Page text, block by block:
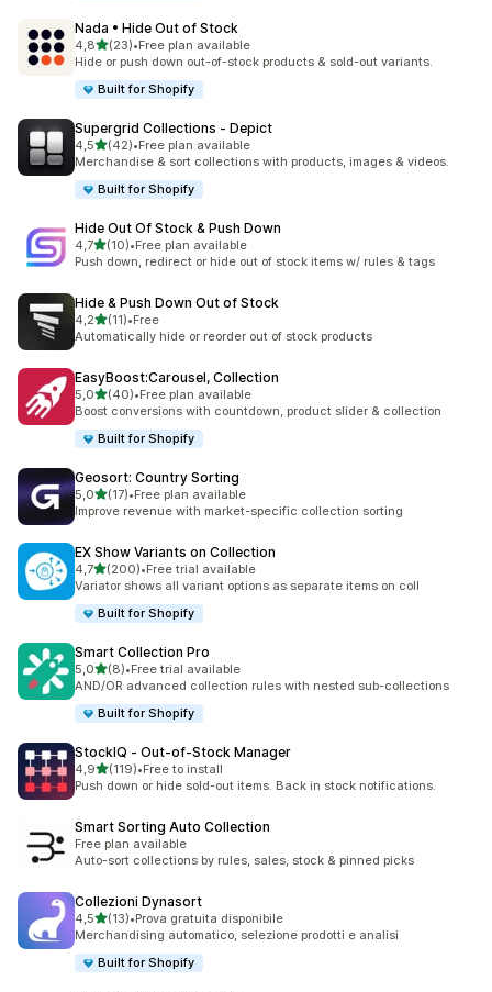
Nada • Hide Out of Stock
4,8stelle su 5
(23)
23 recensioni totali
•Free plan available
Hide or push down out-of-stock products & sold-out variants.
Built for Shopify
Supergrid Collections ‑ Depict
4,5stelle su 5
(42)
42 recensioni totali
•Free plan available
Merchandise & sort collections with products, images & videos.
Built for Shopify
Hide Out Of Stock & Push Down
4,7stelle su 5
(10)
10 recensioni totali
•Free plan available
Push down, redirect or hide out of stock items w/ rules & tags
Hide & Push Down Out of Stock
4,2stelle su 5
(11)
11 recensioni totali
•Free
Automatically hide or reorder out of stock products
EasyBoost:Carousel, Collection
5,0stelle su 5
(40)
40 recensioni totali
•Free plan available
Boost conversions with countdown, product slider & collection
Built for Shopify
Geosort: Country Sorting
5,0stelle su 5
(17)
17 recensioni totali
•Free plan available
Improve revenue with market-specific collection sorting
EX Show Variants on Collection
4,7stelle su 5
(200)
200 recensioni totali
•Free trial available
Variator shows all variant options as separate items on coll
Built for Shopify
Smart Collection Pro
5,0stelle su 5
(8)
8 recensioni totali
•Free trial available
AND/OR advanced collection rules with nested sub-collections
Built for Shopify
StockIQ ‑ Out‑of‑Stock Manager
4,9stelle su 5
(119)
119 recensioni totali
•Free to install
Push down or hide sold-out items. Back in stock notifications.
Smart Sorting Auto Collection
Free plan available
Auto-sort collections by rules, sales, stock & pinned picks
Collezioni Dynasort
4,5stelle su 5
(13)
13 recensioni totali
•Prova gratuita disponibile
Merchandising automatico, selezione prodotti e analisi
Built for Shopify